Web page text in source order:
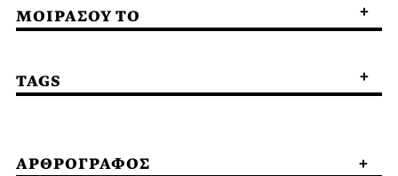
ΜΟΙΡΑΣΟΥ ΤΟ
TAGS
ΑΡΘΡΟΓΡΑΦΟΣ